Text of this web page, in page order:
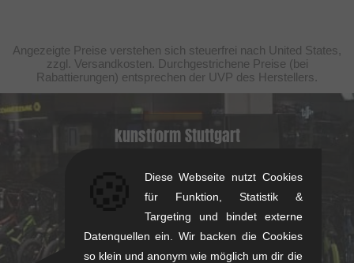
Angezeigte Preise verstehen sich steuerfrei nach United States,
zzgl. Versandkosten. Durchgestrichene Preise (bei
Rabattierungen) entsprechen der UVP des Herstellers.
kunstform Stuttgart
Mo-Fr: 11-13 & 14-18
stuttgart@kunstform.org
Diese Webseite nutzt Cookies
für Funktion, Statistik &
Targeting und bindet externe
Datenquellen ein. Wir backen die Cookies
so klein und anonym wie möglich um dir die